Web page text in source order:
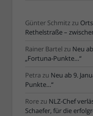
Günter Schmitzzu
Rethelstraße –
Rainer Bartel zu Neu
„Fortuna-Punkte…“
Petra zu Neu ab 9.
Punkte…“
Rorezu NLZ-Chef
Schaefer, für die